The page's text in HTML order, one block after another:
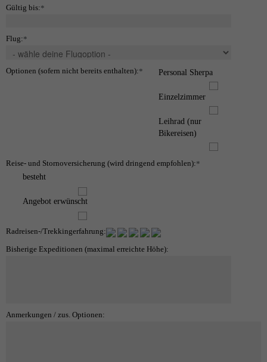
Gültig bis:*
Flug:*
Optionen (sofern nicht bereits enthalten):* Personal Sherpa
Einzelzimmer
Leihrad (nur
Bikereisen)
Reise- und Stornoversicherung (wird dringend empfohlen):*
besteht
Angebot erwünscht
Radreisen-/Trekkingerfahrung:
Bisherige Expeditionen (maximal erreichte Höhe):
Anmerkungen / zus. Optionen: